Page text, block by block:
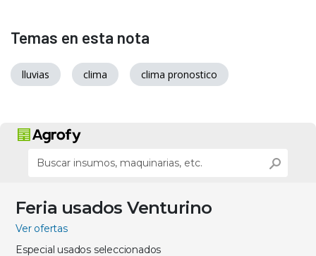
Temas en esta nota
lluvias clima clima pronostico
Feria usados Venturino
Ver ofertas
Especial usados seleccionados